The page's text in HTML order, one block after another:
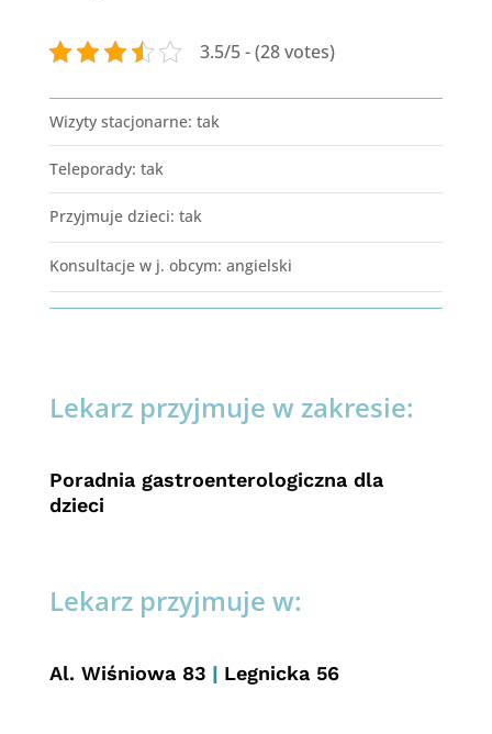
3.5/5 - (28 votes)
Wizyty stacjonarne: tak
Teleporady: tak
Przyjmuje dzieci: tak
Konsultacje w j. obcym: angielski
Lekarz przyjmuje w zakresie:
Poradnia gastroenterologiczna dla
dzieci
Lekarz przyjmuje w:
Al. Wiśniowa 83 | Legnicka 56